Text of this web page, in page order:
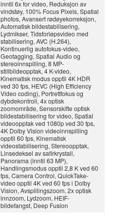
inntil 6x for video, Reduksjon av
vindstøy, 100% Focus Pixels, Spatial
photos, Avansert rødøyekorreksjon,
Automatisk bildestabilisering,
Lydmikser, Tidsforløpsvideo med
stabilisering, AVC (H.264),
Kontinuerlig autofokus-video,
Geotagging, Spatial Audio og
stereoinnspilling, 8 MP-
stillbildeopptak, 4 K-video,
Kinematisk modus opptil 4K HDR
ved 30 fps, HEVC (High Efficiency
Video coding), Portrettfokus og
dybdekontroll, 4x optisk
zoomområde, Sensorskifte optisk
bildestabilisering for video, Spatial
videoopptak ved 1080p ved 30 fps,
4K Dolby Vision videoinnspilling
opptil 60 fps, Kinematisk
videostabilisering, Stereoopptak,
Linsedeksel av safirkrystall,
Panorama (inntil 63 MP),
Handlingsmodus opptil 2,8 K ved 60
fps, Camera Control, QuickTake-
video opptil 4K ved 60 fps i Dolby
Vision, Avspillingszoom, 2x optisk
innzoom, Lydzoom, HEIF-
bildefangst, Deep Fusion